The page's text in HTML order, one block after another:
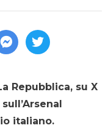
Repubblica, su X
italiano.